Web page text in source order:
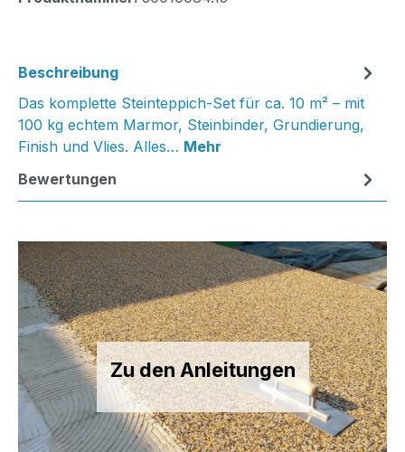
Beschreibung
Das komplette Steinteppich-Set für ca. 10 m² – mit
100 kg echtem Marmor, Steinbinder, Grundierung,
Finish und Vlies. Alles… Mehr
Bewertungen
Zu den Anleitungen